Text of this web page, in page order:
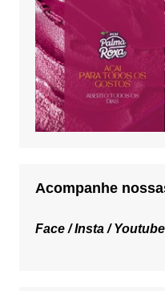
Acompanhe
Face /Insta /